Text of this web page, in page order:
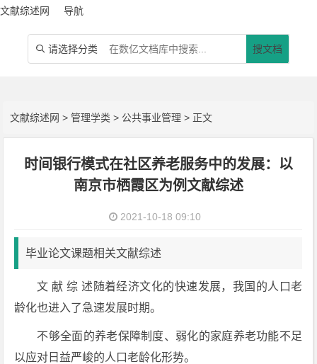
文献综述网 导航
 请选择分类 搜文档
文献综述网 >管理学类 > 公共事业管理 > 正文
时间银行模式在社区养老服务中的发展：以
南京市栖霞区为例文献综述
2021-10-18 09:10
毕业论文课题相关文献综述
文 献 综 述随着经济文化的快速发展，我国的人口老
龄化也进入了急速发展时期。
不够全面的养老保障制度、弱化的家庭养老功能不足
以应对日益严峻的人口老龄化形势。